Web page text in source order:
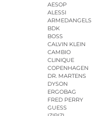
AESOP
ALESSI
ARMEDANGELS
BDK
BOSS
CALVIN KLEIN
CAMBIO
CLINIQUE
COPENHAGEN
DR. MARTENS
DYSON
ERGOBAG
FRED PERRY
GUESS